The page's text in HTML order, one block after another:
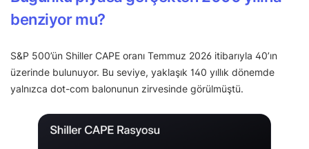
benziyor mu?
S&P 500’ün Shiller CAPE oranı Temmuz 2026 itibarıyla 40’ın
üzerinde bulunuyor. Bu seviye, yaklaşık 140 yıllık dönemde
yalnızca dot-com balonunun zirvesinde görülmüştü.